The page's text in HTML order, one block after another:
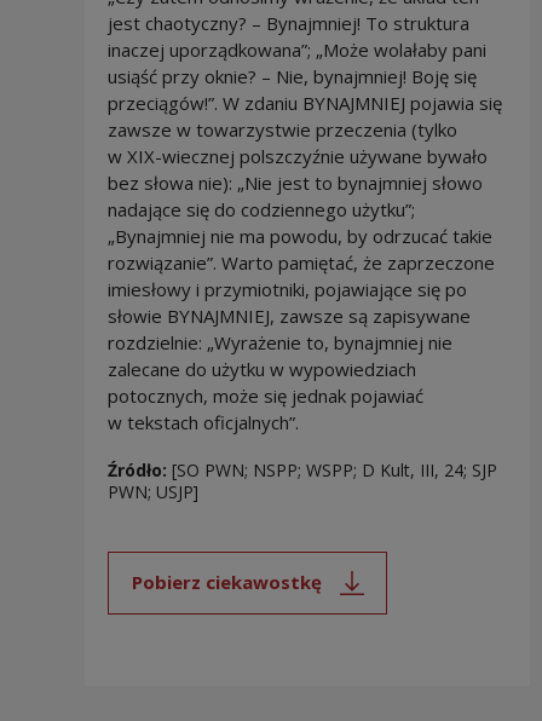
jest chaotyczny? – Bynajmniej! To struktura
inaczej uporządkowana”; „Może wolałaby pani
usiąść przy oknie? – Nie, bynajmniej! Boję się
przeciągów!”. W zdaniu BYNAJMNIEJ pojawia się
zawsze w towarzystwie przeczenia (tylko
w XIX-wiecznej polszczyźnie używane bywało
bez słowa nie): „Nie jest to bynajmniej słowo
nadające się do codziennego użytku”;
„Bynajmniej nie ma powodu, by odrzucać takie
rozwiązanie”. Warto pamiętać, że zaprzeczone
imiesłowy i przymiotniki, pojawiające się po
słowie BYNAJMNIEJ, zawsze są zapisywane
rozdzielnie: „Wyrażenie to, bynajmniej nie
zalecane do użytku w wypowiedziach
potocznych, może się jednak pojawiać
w tekstach oficjalnych”.
Źródło: [SO PWN; NSPP; WSPP; D Kult, III, 24; SJP
PWN; USJP]
Pobierz ciekawostkę
Uwaga, link zostanie otwarty